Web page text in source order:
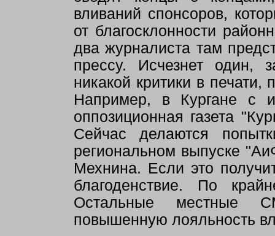
вливаний спонсоров,
от благосклонности
два журналиста там
прессу. Исчезнет один,
никакой критики в печати,
Например, в Кургане с
оппозиционная газета
Сейчас делаются
региональном выпуске
Мехнина. Если это
благоденствие. По
Остальные местные
повышенную лояльность